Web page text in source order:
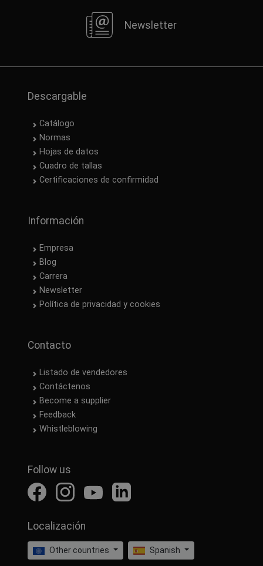
Newsletter
Descargable
Catálogo
Normas
Hojas de datos
Cuadro de tallas
Certificaciones de confirmidad
Información
Empresa
Blog
Carrera
Newsletter
Política de privacidad y cookies
Contacto
Listado de vendedores
Contáctenos
Become a supplier
Feedback
Whistleblowing
Follow us
Localización
Other countries Spanish